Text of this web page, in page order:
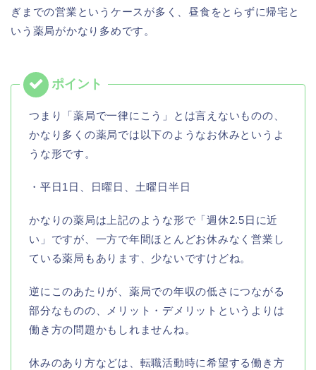
ぎまでの営業というケースが多く、昼食をとらずに帰宅と
いう薬局がかなり多めです。
つまり「薬局で一律にこう」とは言えないものの、
かなり多くの薬局では以下のようなお休みというよ
うな形です。
・平日1日、日曜日、土曜日半日
かなりの薬局は上記のような形で「週休2.5日に近
い」ですが、一方で年間ほとんどお休みなく営業し
ている薬局もあります、少ないですけどね。
逆にこのあたりが、薬局での年収の低さにつながる
部分なものの、メリット・デメリットというよりは
働き方の問題かもしれませんね。
休みのあり方などは、転職活動時に希望する働き方